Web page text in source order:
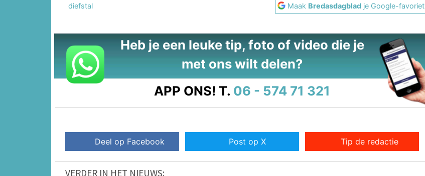
diefstal Maak Bredasdagblad je Google-favoriet
Heb je een leuke tip, foto of video die je
met ons wilt delen?
APP ONS! T. 06 - 574 71 321
Deel op Facebook Post op X Tip de redactie
VERDER IN HET NIEUWS: